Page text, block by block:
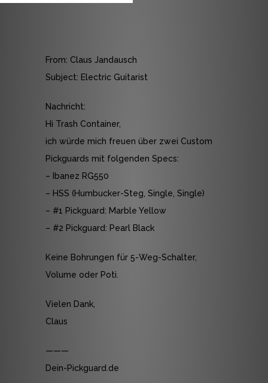
From: Claus Jandausch
Subject: Electric Guitarist
Nachricht:
Hi Trash Container,
ich würde mich freuen über zwei Custom
Pickguards mit folgenden Specs:
– Ibanez RG550
– HSS (Humbucker-Steg, Single, Single)
– #1 Pickguard: Marble Yellow
– #2 Pickguard: Pearl Black
Keine Bohrungen für 5-Weg-Schalter,
Volume oder Poti.
Vielen Dank,
Claus
———
Dein-Pickguard.de